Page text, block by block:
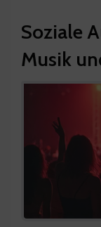
Soziale
Musik